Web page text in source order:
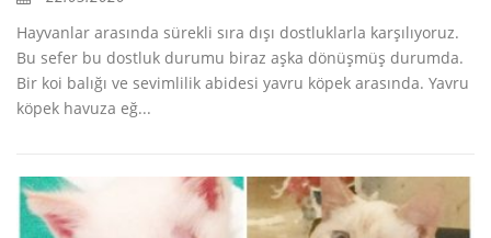
Hayvanlar arasında sürekli sıra dışı dostluklarla karşılıyoruz.
Bu sefer bu dostluk durumu biraz aşka dönüşmüş durumda.
Bir koi balığı ve sevimlilik abidesi yavru köpek arasında. Yavru
köpek havuza eğ...